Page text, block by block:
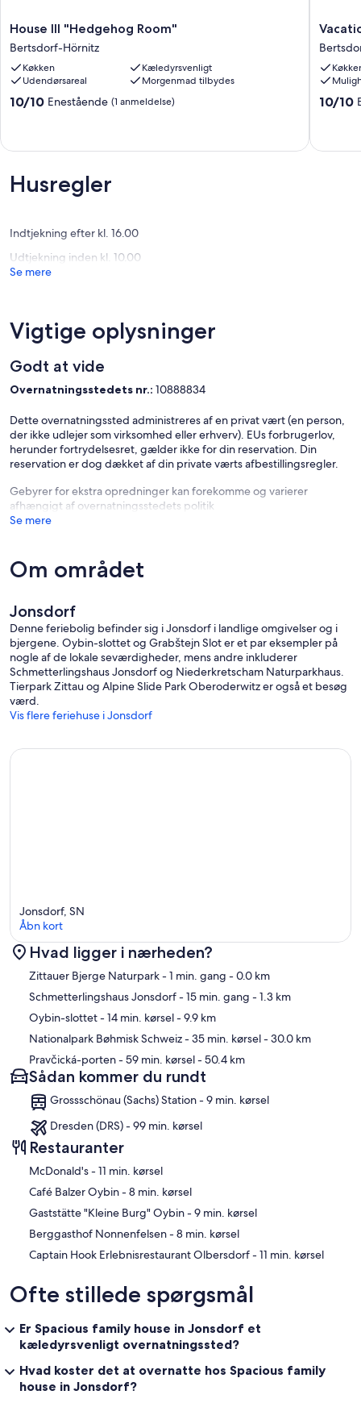
House
III
"Hedgehog
Room"
Bertsdorf-
Hörnitz
House III "Hedgehog Room"
Bertsdorf-Hörnitz
Køkken
Kæledyrsvenligt
Udendørsareal
Morgenmad tilbydes
10.0
anmeldelse)
10/10 Enestående (1 anmeldelse)
Vacation
cottage
Vincent,
Hörnitz
10.0
10/10
Husregler
Indtjekning efter kl. 16.00
Udtjekning inden kl. 10.00
Se mere
Vigtige oplysninger
Godt at vide
Overnatningsstedets nr.: 10888834
Dette overnatningssted administreres af en privat vært (en person,
der ikke udlejer som virksomhed eller erhverv). EUs forbrugerlov,
herunder fortrydelsesret, gælder ikke for din reservation. Din
reservation er dog dækket af din private værts afbestillingsregler.
Gebyrer for ekstra opredninger kan forekomme og varierer
afhængigt af overnatningsstedets politik
Se mere
Om området
Jonsdorf
Denne feriebolig befinder sig i Jonsdorf i landlige omgivelser og i
bjergene. Oybin-slottet og Grabštejn Slot er et par eksempler på
nogle af de lokale seværdigheder, mens andre inkluderer
Schmetterlingshaus Jonsdorf og Niederkretscham Naturparkhaus.
Tierpark Zittau og Alpine Slide Park Oberoderwitz er også et besøg
værd.
Vis flere feriehuse i Jonsdorf
Kort
Jonsdorf, SN
Åbn kort
Hvad ligger i nærheden?
Zittauer Bjerge Naturpark- 1 min. gang - 0.0 km
Schmetterlingshaus Jonsdorf- 15 min. gang - 1.3 km
Oybin-slottet- 14 min. kørsel- 9.9 km
Nationalpark Bøhmisk Schweiz- 35 min. kørsel- 30.0 km
Pravčická-porten- 59 min. kørsel- 50.4 km
Sådan kommer du rundt
Grossschönau (Sachs) Station - 9 min. kørsel
Dresden (DRS) - 99 min. kørsel
Restauranter
‪McDonald's - ‬11 min. kørsel
‪Café Balzer Oybin - ‬8 min. kørsel
‪Gaststätte "Kleine Burg" Oybin - ‬9 min. kørsel
‪Berggasthof Nonnenfelsen - ‬8 min. kørsel
‪Captain Hook Erlebnisrestaurant Olbersdorf - ‬11 min. kørsel
Ofte stillede spørgsmål
Er Spacious family house in Jonsdorf et
kæledyrsvenligt overnatningssted?
Hvad koster det at overnatte hos Spacious family
house in Jonsdorf?